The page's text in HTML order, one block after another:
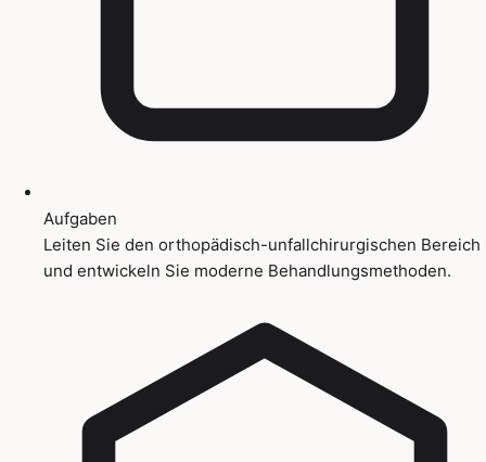
Aufgaben
Leiten Sie den orthopädisch-unfallchirurgischen Bereich
und entwickeln Sie moderne Behandlungsmethoden.